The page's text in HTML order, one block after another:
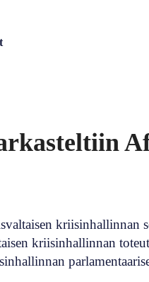
kriisinhallinnan
kriisinhallinnan